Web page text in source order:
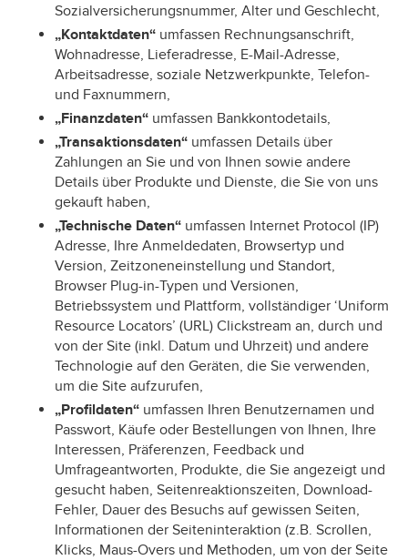
Sozialversicherungsnummer, Alter und Geschlecht,
„Kontaktdaten“ umfassen Rechnungsanschrift,
Wohnadresse, Lieferadresse, E-Mail-Adresse,
Arbeitsadresse, soziale Netzwerkpunkte, Telefon-
und Faxnummern,
„Finanzdaten“ umfassen Bankkontodetails,
„Transaktionsdaten“ umfassen Details über
Zahlungen an Sie und von Ihnen sowie andere
Details über Produkte und Dienste, die Sie von uns
gekauft haben,
„Technische Daten“ umfassen Internet Protocol (IP)
Adresse, Ihre Anmeldedaten, Browsertyp und
Version, Zeitzoneneinstellung und Standort,
Browser Plug-in-Typen und Versionen,
Betriebssystem und Plattform, vollständiger ‘Uniform
Resource Locators’ (URL) Clickstream an, durch und
von der Site (inkl. Datum und Uhrzeit) und andere
Technologie auf den Geräten, die Sie verwenden,
um die Site aufzurufen,
„Profildaten“ umfassen Ihren Benutzernamen und
Passwort, Käufe oder Bestellungen von Ihnen, Ihre
Interessen, Präferenzen, Feedback und
Umfrageantworten, Produkte, die Sie angezeigt und
gesucht haben, Seitenreaktionszeiten, Download-
Fehler, Dauer des Besuchs auf gewissen Seiten,
Informationen der Seiteninteraktion (z.B. Scrollen,
Klicks, Maus-Overs und Methoden, um von der Seite